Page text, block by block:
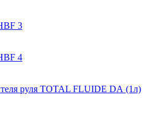
3
4
руля TOTAL FLUIDE DА (1л)